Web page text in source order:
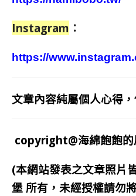
Instagram ：
https://
文章內容純屬個人心得，
copyright@海綿飽飽的
(本網站發表之文章照片
堡 所有，未經授權請勿